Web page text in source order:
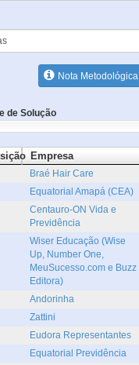
Nota Metodológica
de Solução
Empresa
Braé Hair Care
Equatorial Amapá (CEA)
Centauro-ON Vida e
Previdência
Wiser Educação (Wise
Up, Number One,
MeuSucesso.com e Buzz
Editora)
Andorinha
Zattini
Eudora Representantes
Equatorial Previdência